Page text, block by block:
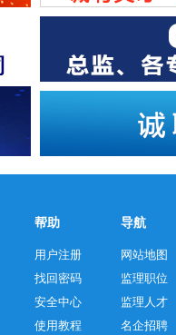
帮助
用户注册
找回密码
安全中心
使用教程
导航
网站地图
监理职位
监理人才
名企招聘